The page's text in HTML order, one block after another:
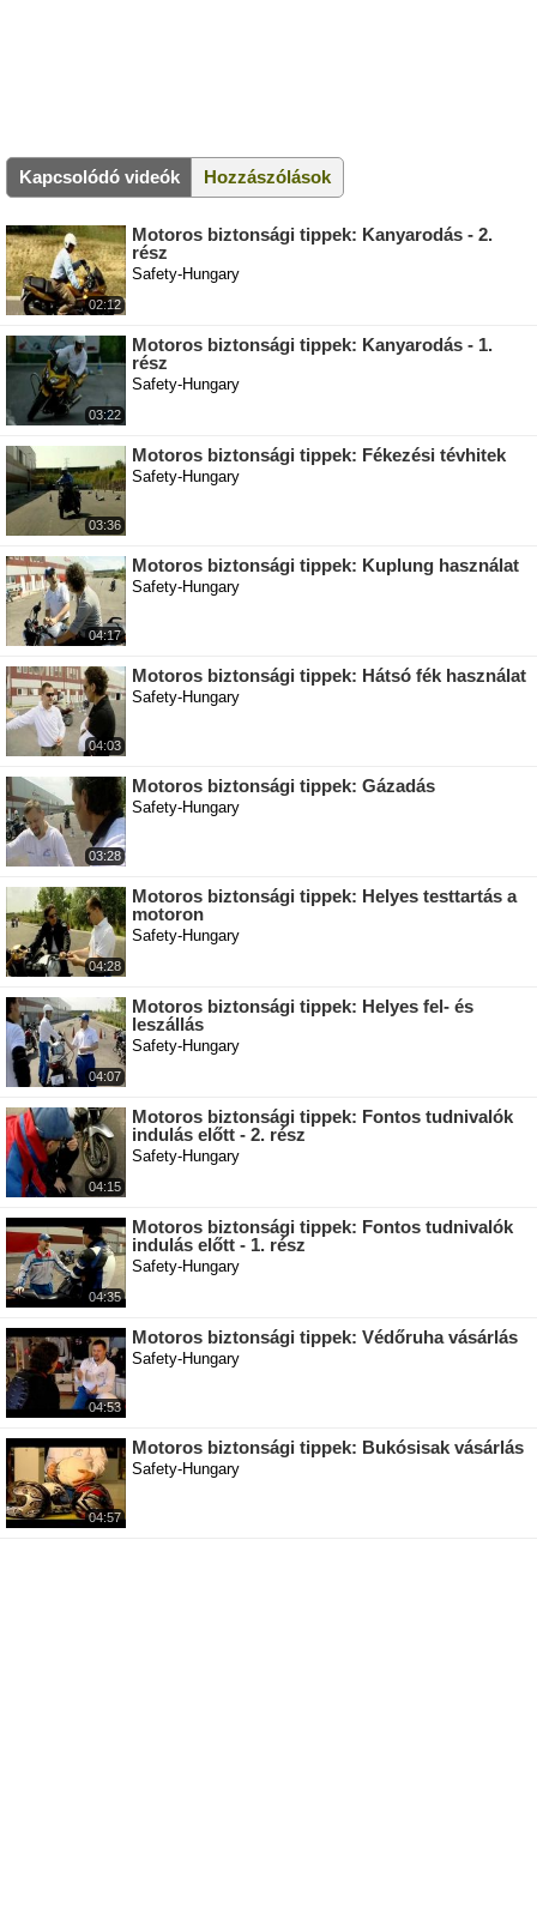
Kapcsolódó videók Hozzászólások
02:12
Motoros biztonsági tippek: Kanyarodás - 2.
rész
Safety-Hungary
03:22
Motoros biztonsági tippek: Kanyarodás - 1.
rész
Safety-Hungary
03:36
Motoros biztonsági tippek: Fékezési tévhitek
Safety-Hungary
04:17
Motoros biztonsági tippek: Kuplung használat
Safety-Hungary
04:03
Motoros biztonsági tippek: Hátsó fék használat
Safety-Hungary
03:28
Motoros biztonsági tippek: Gázadás
Safety-Hungary
04:28
Motoros biztonsági tippek: Helyes testtartás a
motoron
Safety-Hungary
04:07
Motoros biztonsági tippek: Helyes fel- és
leszállás
Safety-Hungary
04:15
Motoros biztonsági tippek: Fontos tudnivalók
indulás előtt - 2. rész
Safety-Hungary
04:35
Motoros biztonsági tippek: Fontos tudnivalók
indulás előtt - 1. rész
Safety-Hungary
04:53
Motoros biztonsági tippek: Védőruha vásárlás
Safety-Hungary
04:57
Motoros biztonsági tippek: Bukósisak vásárlás
Safety-Hungary